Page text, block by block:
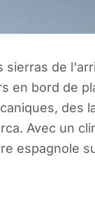
sierras de
en bord de
des
Avec un
espagnole